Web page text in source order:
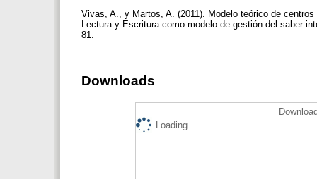
Vivas, A., y Martos, A. (2011). Modelo teórico de
Lectura y Escritura como modelo de gestión del saber
81.
Downloads
Loading...